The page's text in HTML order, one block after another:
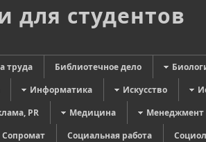
для студентов
труда Библиотечное дело
Информатика Искусство
PR
Медицина
Менеджмент
Сопромат Социальная работа